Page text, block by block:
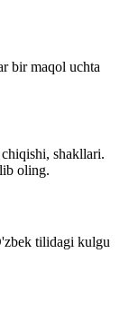
bir maqol uchta
shakllari.
oling.
tilidagi kulgu